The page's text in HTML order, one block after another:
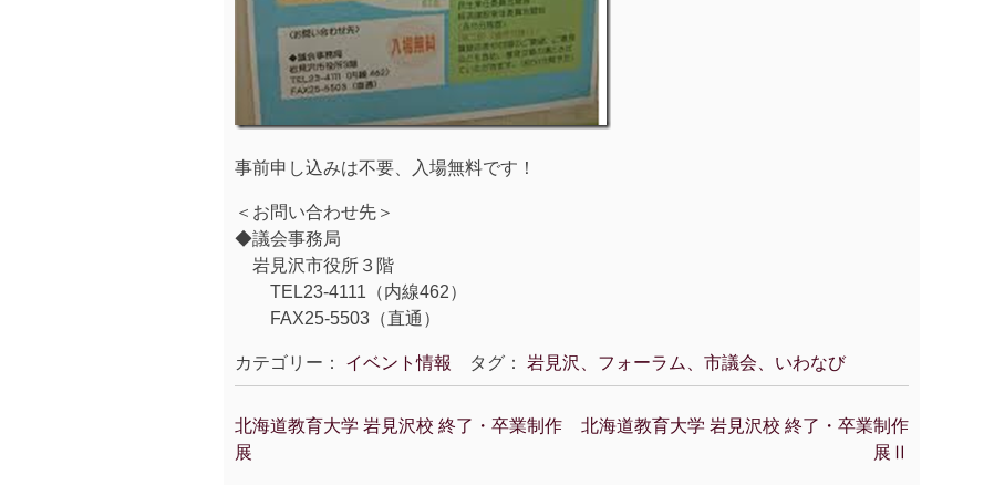
事前申し込みは不要、入場無料です！
＜お問い合わせ先＞
◆議会事務局
岩見沢市役所３階
TEL23-4111（内線462）
FAX25-5503（直通）
カテゴリー： イベント情報 タグ： 岩見沢、フォーラム、市議会、いわなび
投
稿
北海道教育大学 岩見沢校 終了・卒業制作
展
北海道教育大学 岩見沢校 終了・卒業制作
展Ⅱ